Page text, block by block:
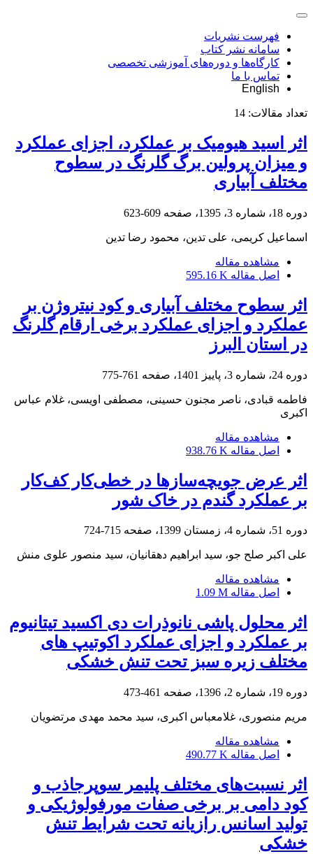
فهرست نشریات
سامانه نشر کتاب
کارگاه‌ها و دوره‌های آموزشی تخصصی
تماس با ما
English
تعداد مقالات: 14
اثر اسید هیومیک بر عملکرد، اجزای عملکرد
و میزان پرولین برگ گلرنگ در سطوح
مختلف آبیاری
دوره 18، شماره 3، 1395، صفحه 609-623
اسماعیل کریمی، علی تدین، محمود رضا تدین
مشاهده مقاله
اصل مقاله 595.16 K
اثر سطوح مختلف آبیاری و کود نیتروژن بر
عملکرد و اجزای عملکرد برخی ارقام گلرنگ
در استان البرز
دوره 24، شماره 3، پاییز 1401، صفحه 761-775
فاطمه قبادی، ناصر مجنون حسینی، مصطفی اویسی، غلام عباس
اکبری
مشاهده مقاله
اصل مقاله 938.76 K
اثر عرض جویچه‌سازها در خطی‌کار کف‌کار
بر عملکرد گندم در خاک شور
دوره 51، شماره 4، زمستان 1399، صفحه 715-724
علی اکبر صلح جو، سید ابراهیم دهقانیان، سید منصور علوی منش
مشاهده مقاله
اصل مقاله 1.09 M
اثر محلول پاشی نانوذرات دی اکسید تیتانیوم
بر عملکرد و اجزای عملکرد اکوتیپ های
مختلف زیره سبز تحت تنش خشکی
دوره 19، شماره 2، 1396، صفحه 461-473
مریم منصوری، غلامعباس اکبری، سید محمد مهدی مرتضویان
مشاهده مقاله
اصل مقاله 490.77 K
اثر نسبت‌های مختلف پلیمر سوپرجاذب و
کود دامی بر برخی صفات مورفولوژیکی و
تولید اسانس رازیانه تحت شرایط تنش
خشکی